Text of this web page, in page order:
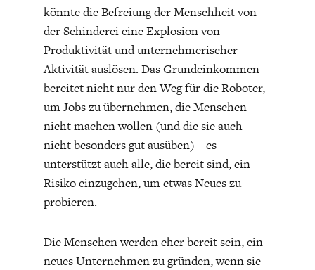
könnte die Befreiung der Menschheit von
der Schinderei eine Explosion von
Produktivität und unternehmerischer
Aktivität auslösen. Das Grundeinkommen
bereitet nicht nur den Weg für die Roboter,
um Jobs zu übernehmen, die Menschen
nicht machen wollen (und die sie auch
nicht besonders gut ausüben) – es
unterstützt auch alle, die bereit sind, ein
Risiko einzugehen, um etwas Neues zu
probieren.
Die Menschen werden eher bereit sein, ein
neues Unternehmen zu gründen, wenn sie